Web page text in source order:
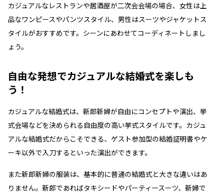
カジュアルなレストランや居酒屋が二次会会場の場合、女性は上
品なワンピースやパンツスタイル、男性はスーツやジャケットス
タイルがおすすめです。シーンにあわせてコーディネートしまし
ょう。
自由な発想でカジュアルな結婚式を楽しも
う！
カジュアルな結婚式は、新郎新婦が自由にコンセプトや演出、挙
式会場などを決められる自由度の高い挙式スタイルです。カジュ
アルな結婚式だからこそできる、ゲスト参加型の結婚証明書やケ
ーキ以外で入刀するといった演出ができます。
また新郎新婦の服装は、基本的に普通の結婚式と大きな違いはあ
りません。新郎であればタキシードやパーティースーツ、新婦で